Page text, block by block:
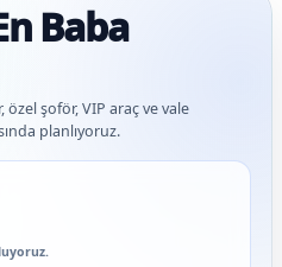
Baba
şoför, VIP araç ve vale
planlıyoruz.
yorum
deneyimi; 92 platform genelinde